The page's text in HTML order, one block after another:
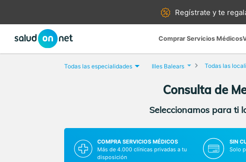
Regístrate yte
Comprar Servicios Médicos
Todas las especialidades Illes Balears Todas las
Consulta de
Seleccionamos para ti
COMPRA SERVICIOS MÉDICOS
Más de 4.000 clínicas privadas a tu
disposición
SIN
Solo